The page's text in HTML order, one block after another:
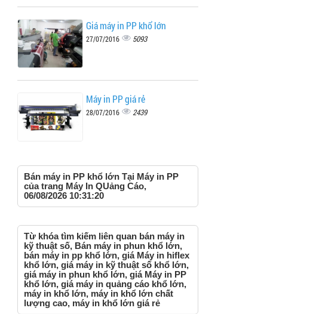
Giá máy in PP khổ lớn
27/07/2016 5093
Máy in PP giá rẻ
28/07/2016 2439
Bán máy in PP khổ lớn Tại Máy in PP
của trang Máy In QUảng Cáo,
06/08/2026 10:31:20
Từ khóa tìm kiếm liên quan bán máy in
kỹ thuật số, Bán máy in phun khổ lớn,
bán máy in pp khổ lớn, giá Máy in hiflex
khổ lớn, giá máy in kỹ thuật số khổ lớn,
giá máy in phun khổ lớn, giá Máy in PP
khổ lớn, giá máy in quảng cáo khổ lớn,
máy in khổ lớn, máy in khổ lớn chất
lượng cao, máy in khổ lớn giá rẻ